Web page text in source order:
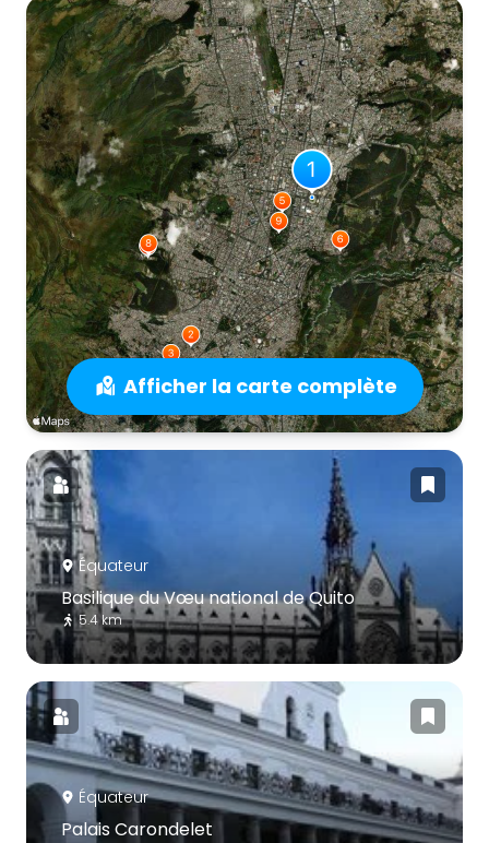
Afficher la carte complète
Équateur
Basilique du Vœu national de Quito
5.4 km
Équateur
Palais Carondelet